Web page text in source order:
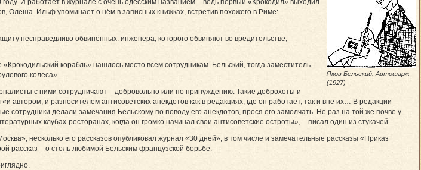
Яков Бельский. Автошарж
(1927)
Олеша. Ильф упоминает о нём в записных книжках, встретив похожего в Риме:
несправедливо обвинённых: инженера, которого обвиняют во вредительстве,
корабль» нашлось место всем сотрудникам. Бельский, тогда заместитель
колеса».
с ними сотрудничают – добровольно или по принуждению. Такие доброхоты и
автором, и разносителем антисоветских анекдотов как в редакциях, где он работает, так и вне их… В редакции
сотрудники делали замечания Бельскому по поводу его анекдотов, прося его замолчать. Не раз на той же почве у
клубах-ресторанах, когда он громко начинал свои антисоветские остроты», – писал один из стукачей.
несколько его рассказов опубликовал журнал «30 дней», в том числе и замечательные рассказы «Приказ
рассказ – о столь любимой Бельским французской борьбе.